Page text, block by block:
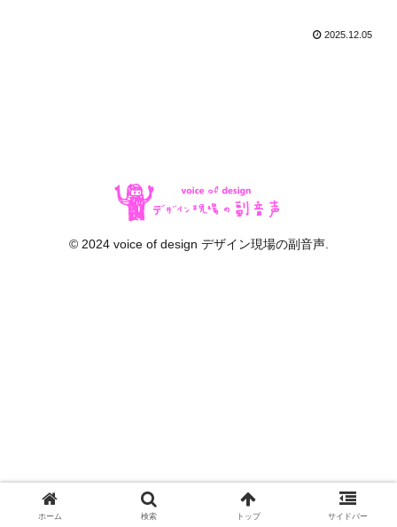
2025.12.05
© 2024 voice of design デザイン現場の副音声.
ホーム 検索 トップ サイドバー